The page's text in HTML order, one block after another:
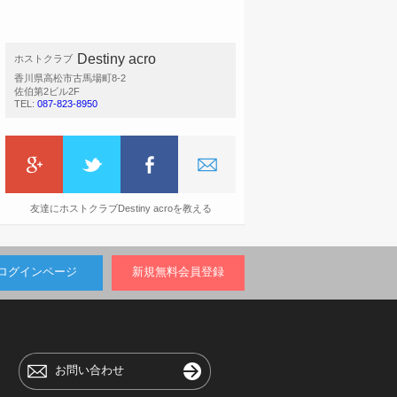
ホストクラブ Destiny acro
香川県高松市古馬場町8-2
佐伯第2ビル2F
TEL: 087-823-8950
友達にホストクラブDestiny acroを教える
グインページ 新規無料会員登録
お問い合わせ